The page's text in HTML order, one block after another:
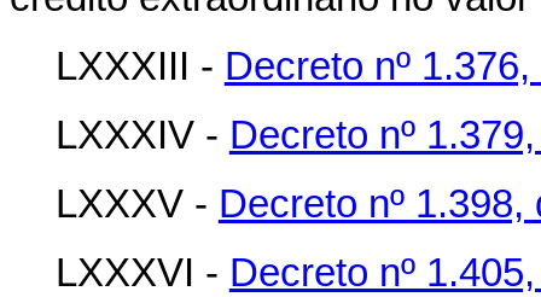
LXXXIII - Decreto nº
LXXXIV - Decreto nº
LXXXV - Decreto nº
LXXXVI - Decreto nº